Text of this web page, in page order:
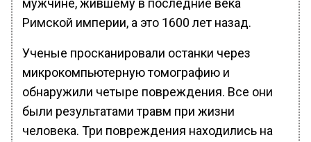
мужчине, жившему в последние века
Римской империи, а это 1600 лет назад.
Ученые просканировали останки через
микрокомпьютерную томографию и
обнаружили четыре повреждения. Все они
были результатами травм при жизни
человека. Три повреждения находились на